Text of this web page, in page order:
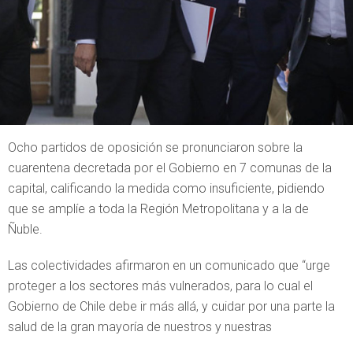
Ocho partidos de oposición se pronunciaron sobre la
cuarentena decretada por el Gobierno en 7 comunas de la
capital, calificando la medida como insuficiente, pidiendo
que se amplíe a toda la Región Metropolitana y a la de
Ñuble.
Las colectividades afirmaron en un comunicado que “urge
proteger a los sectores más vulnerados, para lo cual el
Gobierno de Chile debe ir más allá, y cuidar por una parte la
salud de la gran mayoría de nuestros y nuestras